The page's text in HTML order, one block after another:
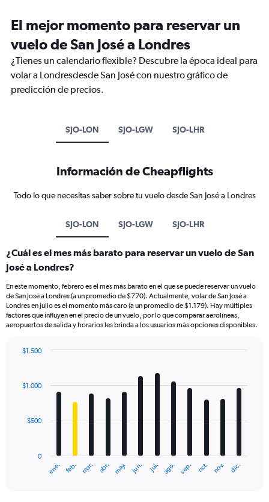
El mejor momento para reservar un
vuelo de San José a Londres
¿Tienes un calendario flexible? Descubre la época ideal para
volar a Londresdesde San José con nuestro gráfico de
predicción de precios.
SJO-LON SJO-LGW SJO-LHR
Información de Cheapflights
Todo lo que necesitas saber sobre tu vuelo desde San José a Londres
SJO-LON SJO-LGW SJO-LHR
¿Cuál es el mes más barato para reservar un vuelo de San
José a Londres?
En este momento, febrero es el mes más barato en el que se puede reservar un vuelo
de San José a Londres (a un promedio de $770). Actualmente, volar de San José a
Londres en julio es el momento más caro (a un promedio de $1.179). Hay múltiples
factores que influyen en el precio de un vuelo, por lo que comparar aerolíneas,
aeropuertos de salida y horarios les brinda a los usuarios más opciones disponibles.
with
12
The
ene. feb. mar. abr. may. jun. jul. ago. sep. oct. nov. dic.
0
$500
$1.000
$1.500